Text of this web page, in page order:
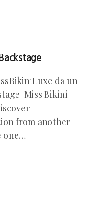
da un
Miss Bikini
from another
one…